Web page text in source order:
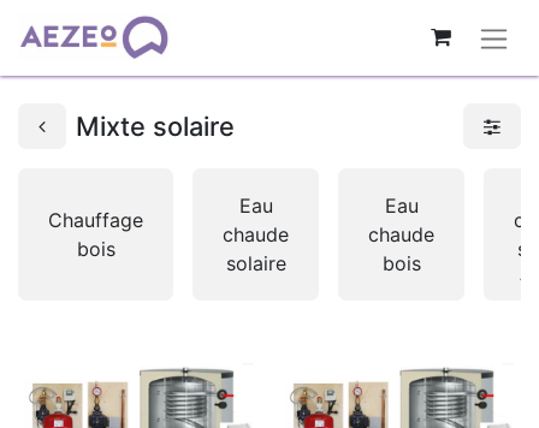
Mixte solaire
Chauffage
bois
Eau
chaude
solaire
Eau
chaude
bois
+